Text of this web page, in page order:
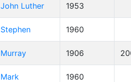
John Luther 1953
Stephen 1960
Murray 1906
Mark 1960